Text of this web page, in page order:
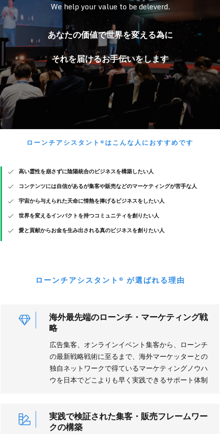
We help your value to be deleverd.
.
あなたの価値で世界を変える為に
それを届けるお手伝いをします
ローンチアシスタント®はこんな人におすすめです
高い霊性を崩さずに陰陽統合のビジネスを構築したい人
コンテンツには自信があるが集客や販売などのマーケティングが苦手な人
宇宙から与えられた天命に情熱を捧げるビジネスをしたい人
世界を変えるインパクトを持つコミュニティを創りたい人
愛と貢献からお金を生み出される真のビジネスを創りたい人
ローンチアシスタント® が選ばれる理由
海外最先端のローンチ・マーケティング戦
略
広告集客、オンラインイベント集客から、ローンチ
の最新戦略戦術に至るまで、海外マーケッターとの
独自ネットワークで得ているマーケティングノウハ
ウを日本でどこよりも早く実践できるサポート体制
実践で検証された集客・販売フレームワー
クの構築